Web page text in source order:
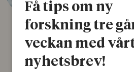
30 juli 2026
Personer som är
från
Få tips om ny
forskning tre
veckan med
nyhetsbrev!